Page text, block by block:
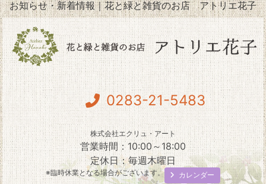
お知らせ・新着情報｜花と緑と雑貨のお店 アトリエ花子
0283-21-5483
株式会社エクリュ・アート
営業時間：10:00～18:00
定休日：毎週木曜日
※臨時休業となる場合がございます。 カレンダー